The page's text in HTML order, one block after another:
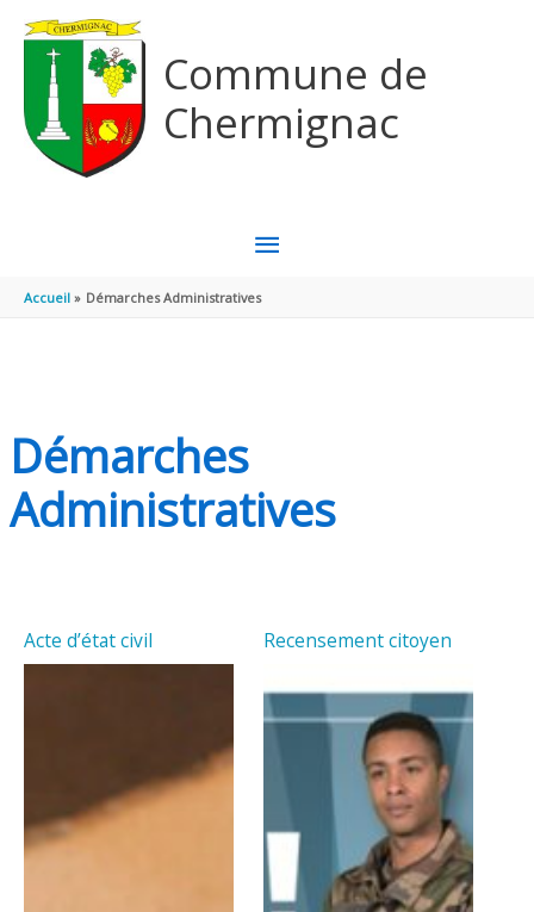
Commune de
Chermignac
MENU
PRINCIPAL
Accueil Démarches Administratives
Démarches
Administratives
Acte d’état civil Recensement citoyen